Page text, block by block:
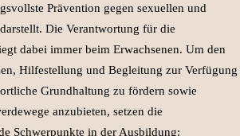
Prävention gegen sexuellen und
Die Verantwortung für die
dabei immer beim Erwachsenen. Um den
Hilfestellung und Begleitung zur Verfügung
Grundhaltung zu fördern sowie
anzubieten, setzen die
Schwerpunkte in der Ausbildung: